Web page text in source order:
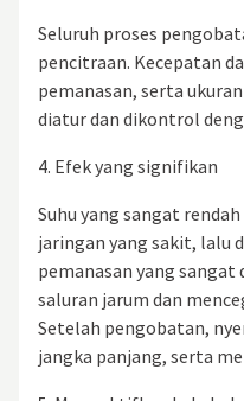
Seluruh proses
pencitraan. Kecepatan
pemanasan, serta
diatur dan dikontrol
4. Efek yang signifikan
Suhu yang sangat
jaringan yang sakit, lalu
pemanasan yang
saluran jarum dan
Setelah pengobatan,
jangka panjang, serta